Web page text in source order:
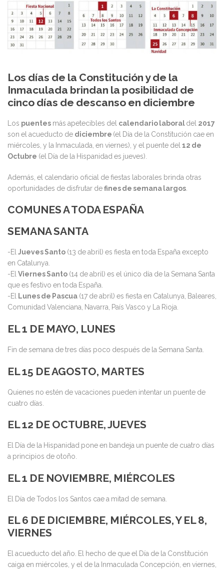
Los días de la Constitución y de la
Inmaculada brindan la posibilidad de
cinco días de descanso en diciembre
Los puentes más apetecibles del calendario laboraldel 2017
son el acueducto de diciembre (el Día de la Constitución cae en
miércoles, y la Inmaculada, en viernes), y el puente del12 de
Octubre (el Día de la Hispanidad es jueves).
Además, el calendario oficial de fiestas laborales brinda otras
oportunidades de disfrutar defines de semana largos
COMUNES A TODA ESPAÑA
SEMANA SANTA
-ElJueves Santo (13 de abril) es fiesta en toda España excepto
en Catalunya.
-ElViernes Santo (14 de abril) es el único día de la Semana Santa
que es festivo en toda España.
-El Lunes de Pascua (17 de abril) es fiesta en Catalunya, Baleares,
Comunidad Valenciana, Navarra, País Vasco y La Rioja.
EL 1 DE MAYO, LUNES
Fin de semana de tres días poco después de la Semana Santa.
EL 15 DE AGOSTO, MARTES
Quienes no estén de vacaciones pueden intentar un puente de
cuatro días.
EL 12 DE OCTUBRE, JUEVES
El Día de la Hispanidad pone en bandeja un puente de cuatro días
a principios de otoño.
EL 1 DE NOVIEMBRE, MIÉRCOLES
El Día de Todos los Santos cae a mitad de semana.
EL 6 DE DICIEMBRE, MIÉRCOLES, Y EL 8,
VIERNES
El acueducto del año. El hecho de que el Día de la Constitución
caiga en miércoles, y el de la Inmaculada Concepción, en viernes,